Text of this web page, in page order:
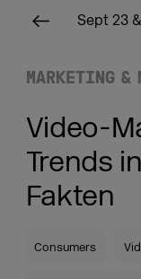
Sept 23
MARKETING &
Video-
Trends
Fakten
Consumers